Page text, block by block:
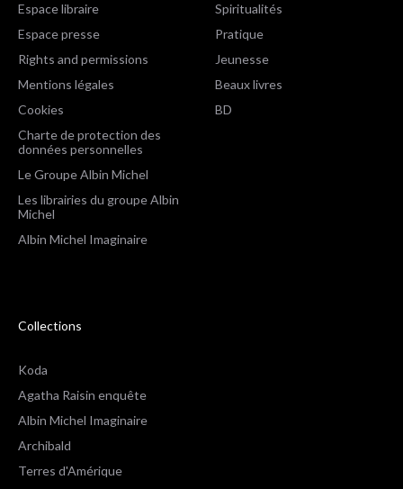
Espace libraire
Espace presse
Rights and permissions
Mentions légales
Cookies
Charte de protection des
données personnelles
Le Groupe Albin Michel
Les librairies du groupe Albin
Michel
Albin Michel Imaginaire
Spiritualités
Pratique
Jeunesse
Beaux livres
BD
Collections
Koda
Agatha Raisin enquête
Albin Michel Imaginaire
Archibald
Terres d'Amérique